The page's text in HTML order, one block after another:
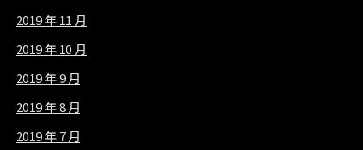
2019 年 11 月
2019 年 10 月
2019 年 9 月
2019 年 8 月
2019 年 7 月